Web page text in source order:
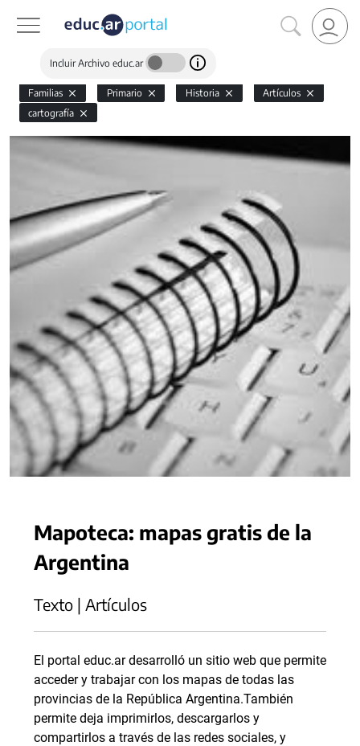
Incluir Archivo educ.ar
Familias Primario Historia
Artículos
cartografía
Mapoteca: mapas gratis de la
Argentina
Texto | Artículos
El portal educ.ar desarrolló un sitio web que permite
acceder y trabajar con los mapas de todas las
provincias de la República Argentina.También
permite deja imprimirlos, descargarlos y
compartirlos a través de las redes sociales, y